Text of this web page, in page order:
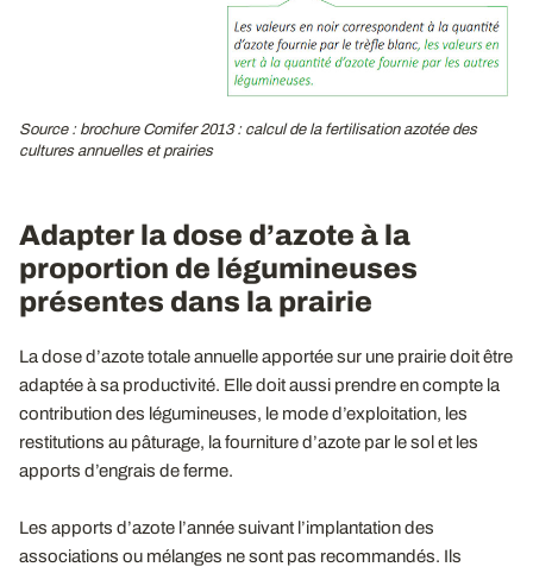
Source : brochure Comifer 2013 : calcul de la fertilisation azotée des
cultures annuelles et prairies
Adapter la dose d’azote à la
proportion de légumineuses
présentes dans la prairie
La dose d’azote totale annuelle apportée sur une prairie doit être
adaptée à sa productivité. Elle doit aussi prendre en compte la
contribution des légumineuses, le mode d’exploitation, les
restitutions au pâturage, la fourniture d’azote par le sol et les
apports d’engrais de ferme.
Les apports d’azote l’année suivant l’implantation des
associations ou mélanges ne sont pas recommandés. Ils